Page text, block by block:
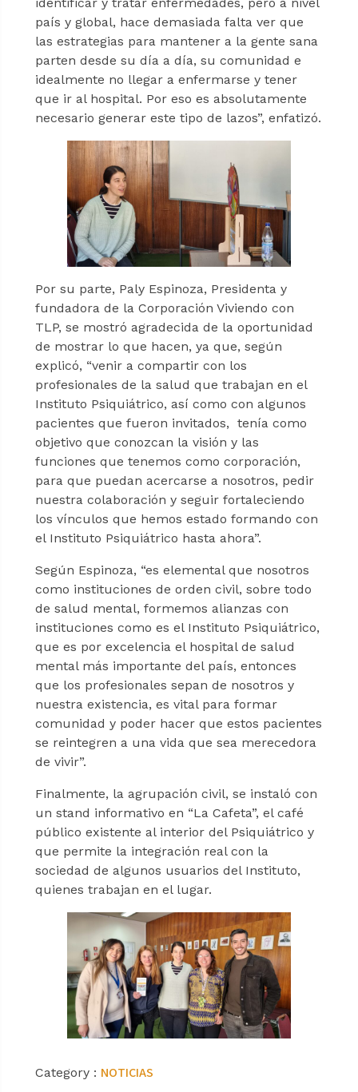
país y global, hace demasiada falta ver que
las estrategias para mantener a la gente sana
parten desde su día a día, su comunidad e
idealmente no llegar a enfermarse y tener
que ir al hospital. Por eso es absolutamente
necesario generar este tipo de lazos”, enfatizó.
Por su parte, Paly Espinoza, Presidenta y
fundadora de la Corporación Viviendo con
TLP, se mostró agradecida de la oportunidad
de mostrar lo que hacen, ya que, según
explicó, “venir a compartir con los
profesionales de la salud que trabajan en el
Instituto Psiquiátrico, así como con algunos
pacientes que fueron invitados, tenía como
objetivo que conozcan la visión y las
funciones que tenemos como corporación,
para que puedan acercarse a nosotros, pedir
nuestra colaboración y seguir fortaleciendo
los vínculos que hemos estado formando con
el Instituto Psiquiátrico hasta ahora”.
Según Espinoza, “es elemental que nosotros
como instituciones de orden civil, sobre todo
de salud mental, formemos alianzas con
instituciones como es el Instituto Psiquiátrico,
que es por excelencia el hospital de salud
mental más importante del país, entonces
que los profesionales sepan de nosotros y
nuestra existencia, es vital para formar
comunidad y poder hacer que estos pacientes
se reintegren a una vida que sea merecedora
de vivir”.
Finalmente, la agrupación civil, se instaló con
un stand informativo en “La Cafeta”, el café
público existente al interior del Psiquiátrico y
que permite la integración real con la
sociedad de algunos usuarios del Instituto,
quienes trabajan en el lugar.
Category : NOTICIAS